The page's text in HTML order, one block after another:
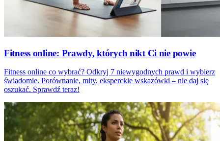
Fitness online: Prawdy, których nikt Ci nie powie
Fitness online co wybrać? Odkryj 7 niewygodnych prawd i wybierz
świadomie. Porównanie, mity, eksperckie wskazówki – nie daj się
oszukać. Sprawdź teraz!